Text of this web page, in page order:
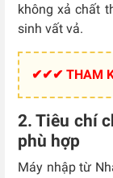
không xả chất
sinh vất vả.
✔✔✔ THAM
2. Tiêu chí
phù hợp
Máy nhập từ